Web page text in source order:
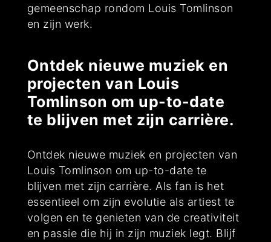
gemeenschap rondom Louis Tomlinson
en zijn werk.
Ontdek nieuwe muziek en
projecten van Louis
Tomlinson om up-to-date
te blijven met zijn carrière.
Ontdek nieuwe muziek en projecten van
Louis Tomlinson om up-to-date te
blijven met zijn carrière. Als fan is het
essentieel om zijn evolutie als artiest te
volgen en te genieten van de creativiteit
en passie die hij in zijn muziek legt. Blijf